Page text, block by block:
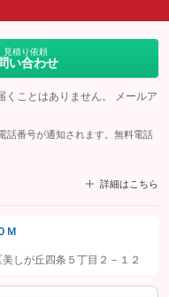
見積り依頼
い合わせ
くことはありません。 メールア
話番号が通知されます。無料電話
詳細はこちら
てから「許可する」ボタンを押
Ｍ
しが丘四条５丁目２－１２